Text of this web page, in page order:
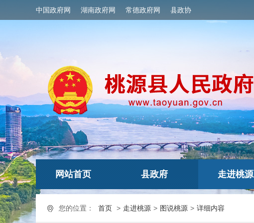
中国政府网 湖南政府网 常德政府网 县政协
网站首页 县政府 走进桃源
您的位置： 首页 > 走进桃源 > 图说桃源 > 详细内容